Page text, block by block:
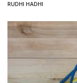
RUDHI HADHI